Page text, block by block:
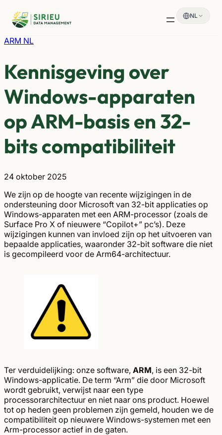
naar
inhoud
NL
ARM NL
Kennisgeving over
Windows-apparaten
op ARM-basis en 32-
bits compatibiliteit
24 oktober 2025
We zijn op de hoogte van recente wijzigingen in de
ondersteuning door Microsoft van 32-bit applicaties op
Windows-apparaten met een ARM-processor (zoals de
Surface Pro X of nieuwere “Copilot+” pc’s). Deze
wijzigingen kunnen van invloed zijn op het uitvoeren van
bepaalde applicaties, waaronder 32-bit software die niet
is gecompileerd voor de Arm64-architectuur.
Ter verduidelijking: onze software, ARM, is een 32-bit
Windows-applicatie. De term “Arm” die door Microsoft
wordt gebruikt, verwijst naar een type
processorarchitectuur en niet naar ons product. Hoewel
tot op heden geen problemen zijn gemeld, houden we de
compatibiliteit op nieuwere Windows-systemen met een
Arm-processor actief in de gaten.